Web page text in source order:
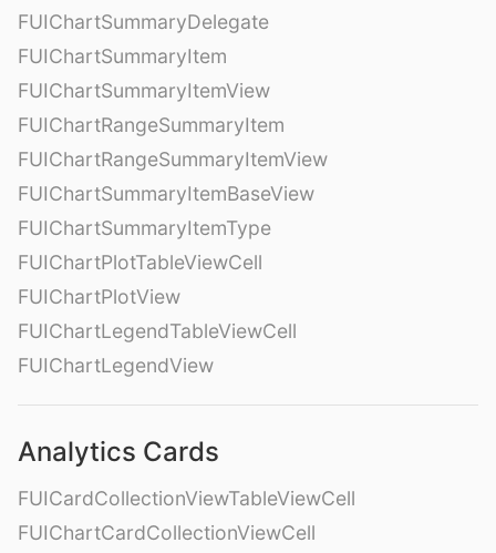
FUIChartSummaryDelegate
FUIChartSummaryItem
FUIChartSummaryItemView
FUIChartRangeSummaryItem
FUIChartRangeSummaryItemView
FUIChartSummaryItemBaseView
FUIChartSummaryItemType
FUIChartPlotTableViewCell
FUIChartPlotView
FUIChartLegendTableViewCell
FUIChartLegendView
Analytics Cards
FUICardCollectionViewTableViewCell
FUIChartCardCollectionViewCell